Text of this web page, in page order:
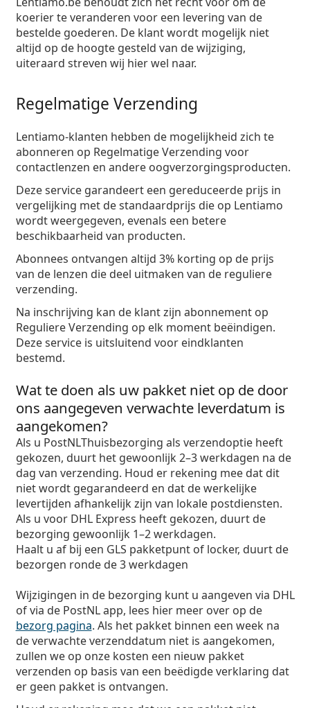
koerier te veranderen voor een levering van de
bestelde goederen. De klant wordt mogelijk niet
altijd op de hoogte gesteld van de wijziging,
uiteraard streven wij hier wel naar.
Regelmatige Verzending
Lentiamo-klanten hebben de mogelijkheid zich te
abonneren op Regelmatige Verzending voor
contactlenzen en andere oogverzorgingsproducten.
Deze service garandeert een gereduceerde prijs in
vergelijking met de standaardprijs die op Lentiamo
wordt weergegeven, evenals een betere
beschikbaarheid van producten.
Abonnees ontvangen altijd 3% korting op de prijs
van de lenzen die deel uitmaken van de reguliere
verzending.
Na inschrijving kan de klant zijn abonnement op
Reguliere Verzending op elk moment beëindigen.
Deze service is uitsluitend voor eindklanten
bestemd.
Wat te doen als uw pakket niet op de door
ons aangegeven verwachte leverdatum is
aangekomen?
Als u PostNLThuisbezorging als verzendoptie heeft
gekozen, duurt het gewoonlijk 2–3 werkdagen na de
dag van verzending. Houd er rekening mee dat dit
niet wordt gegarandeerd en dat de werkelijke
levertijden afhankelijk zijn van lokale postdiensten.
Als u voor DHL Express heeft gekozen, duurt de
bezorging gewoonlijk 1–2 werkdagen.
Haalt u af bij een GLS pakketpunt of locker, duurt de
bezorgen ronde de 3 werkdagen
Wijzigingen in de bezorging kunt u aangeven via DHL
of via de PostNL app, lees hier meer over op de
bezorg pagina. Als het pakket binnen een week na
de verwachte verzenddatum niet is aangekomen,
zullen we op onze kosten een nieuw pakket
verzenden op basis van een beëdigde verklaring dat
er geen pakket is ontvangen.